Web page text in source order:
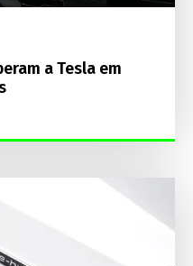
a Tesla em